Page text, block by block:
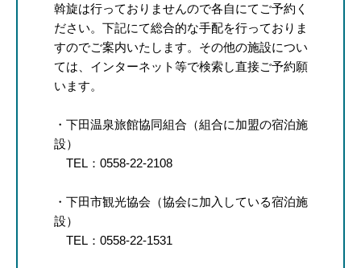
斡旋は行っておりませんので各自にてご予約く
ださい。下記にて総合的な手配を行っておりま
すのでご案内いたします。その他の施設につい
ては、インターネット等で検索し直接ご予約願
います。
・下田温泉旅館協同組合（組合に加盟の宿泊施
設）
TEL：0558-22-2108
・下田市観光協会（協会に加入している宿泊施
設）
TEL：0558-22-1531